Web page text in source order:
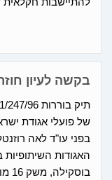
בקשה לעיון
של פועלי אגודת
האגודות השיתופיות